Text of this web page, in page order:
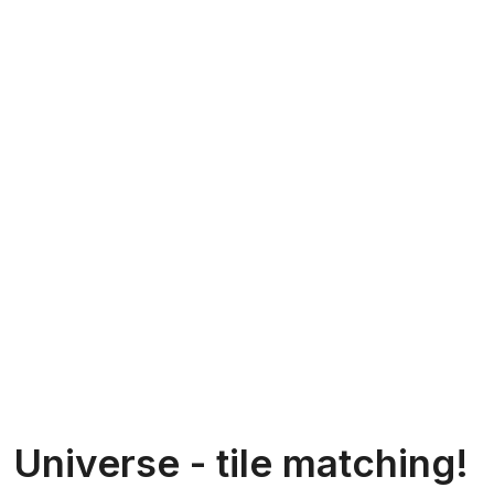
Universe - tile matching!